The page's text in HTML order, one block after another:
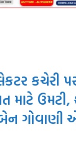
કચેરી
ઉમટી,